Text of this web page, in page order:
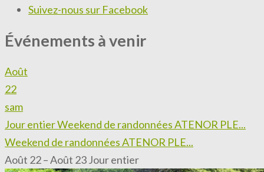
Suivez-nous sur Facebook
Événements à venir
Août
22
sam
Jour entierWeekend de randonnées ATENOR PLE...
Weekend de randonnées ATENOR PLE...
Août 22 – Août 23Jour entier